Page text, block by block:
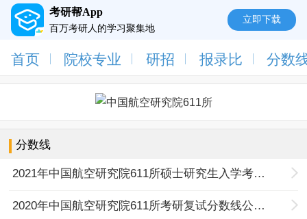
考研帮App
百万考研人的学习聚集地
立即下载
首页 院校专业 研招 报录比 分数
分数线
2021年中国航空研究院611所硕士研究生入学考试复试资格基本线
2020年中国航空研究院611所考研复试分数线公布通知